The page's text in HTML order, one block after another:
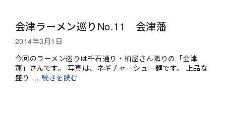
会津ラーメン巡りNo.11 会津藩
2014年3月1日
今回のラーメン巡りは千石通り・柏屋さん隣りの「会津
藩」さんです。 写真は、ネギチャーシュー麺です。 上品な
盛り …続きを読む